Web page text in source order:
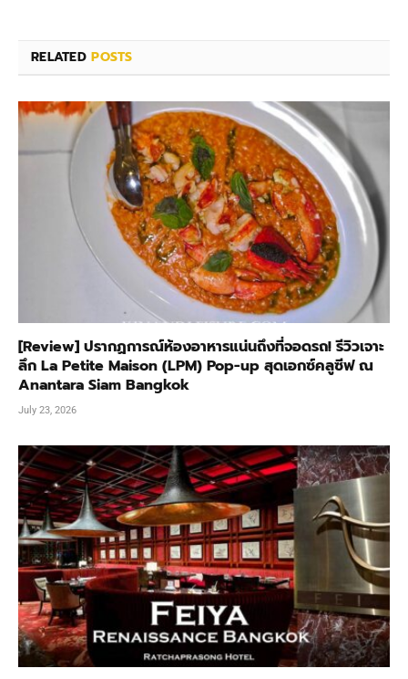
RELATEDPOSTS
[Review] ปรากฏการณ์ห้องอาหารแน่นถึงที่จอดรถ! รีวิวเจาะ
ลึก La Petite Maison (LPM) Pop-up สุดเอกซ์คลูซีฟ ณ
Anantara Siam Bangkok
July 23, 2026